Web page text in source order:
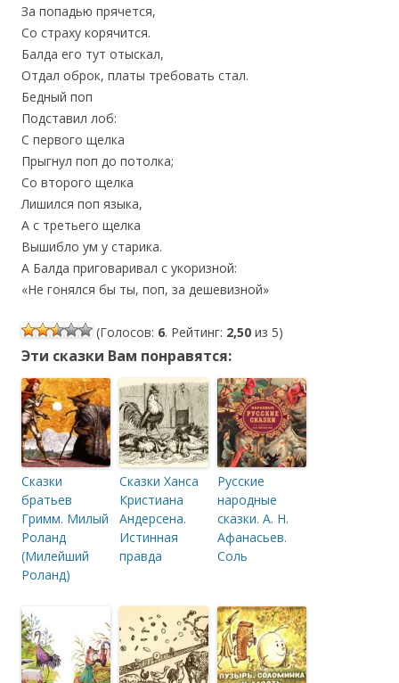
За попадью прячется,
Со страху корячится.
Балда его тут отыскал,
Отдал оброк, платы требовать стал.
Бедный поп
Подставил лоб:
С первого щелка
Прыгнул поп до потолка;
Со второго щелка
Лишился поп языка,
А с третьего щелка
Вышибло ум у старика.
А Балда приговаривал с укоризной:
«Не гонялся бы ты, поп, за дешевизной»
(Голосов: 6. Рейтинг: 2,50 из 5)
Эти сказки Вам понравятся:
Сказки
братьев
Гримм. Милый
Роланд
(Милейший
Роланд)
Сказки Ханса
Кристиана
Андерсена.
Истинная
правда
Русские
народные
сказки. А. Н.
Афанасьев.
Соль